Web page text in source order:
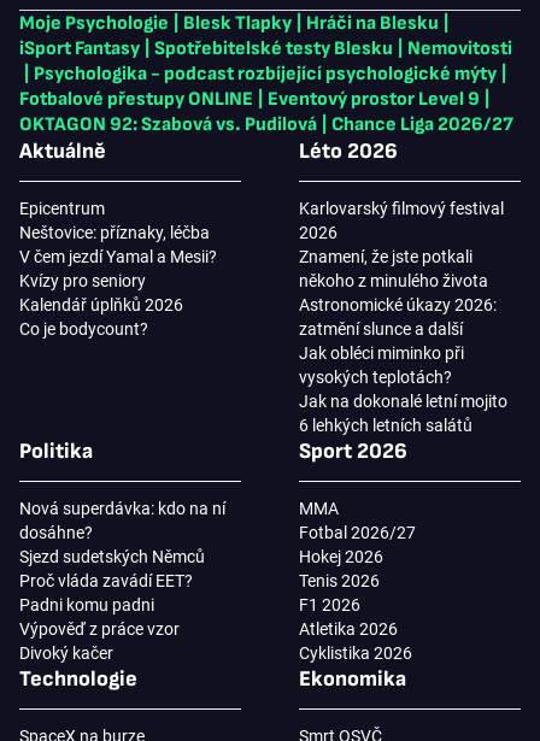
Moje Psychologie Blesk Tlapky Hráči na Blesku
iSport Fantasy
Spotřebitelské testy Blesku
Nemovitosti
Psychologika - podcast rozbíjející psychologické mýty
Fotbalové přestupy ONLINE
Eventový prostor Level 9
OKTAGON 92: Szabová vs. Pudilová
Chance Liga 2026/27
Aktuálně
Epicentrum
Neštovice: příznaky, léčba
V čem jezdí Yamal a Mesii?
Kvízy pro seniory
Kalendář úplňků 2026
Co je bodycount?
Léto 2026
Karlovarský filmový festival
2026
Znamení, že jste potkali
někoho z minulého života
Astronomické úkazy 2026:
zatmění slunce a další
Jak obléci miminko při
vysokých teplotách?
Jak na dokonalé letní mojito
6 lehkých letních salátů
Politika
Nová superdávka: kdo na ní
dosáhne?
Sjezd sudetských Němců
Proč vláda zavádí EET?
Padni komu padni
Výpověď z práce vzor
Divoký kačer
Sport 2026
MMA
Fotbal 2026/27
Hokej 2026
Tenis 2026
F1 2026
Atletika 2026
Cyklistika 2026
Technologie
SpaceX na burze
Ekonomika
Smrt OSVČ